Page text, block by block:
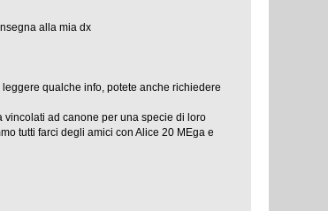
alla mia dx
qualche info, potete anche richiedere
ad canone per una specie di loro
tutti farci degli amici con Alice 20 MEga e